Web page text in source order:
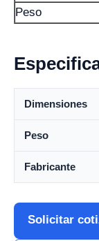
Peso
Dimensiones
Peso
Fabricante
Solicitar